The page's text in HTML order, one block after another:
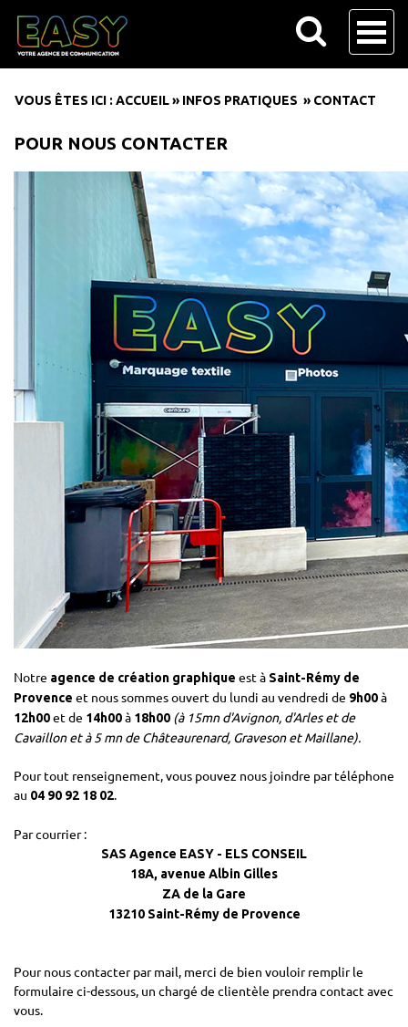
VOUS ÊTES ICI : ACCUEIL» INFOS PRATIQUES » CONTACT
POUR NOUS CONTACTER
Notre agence de création graphique est à Saint-Rémy de
Provence et nous sommes ouvert du lundi au vendredi de 9h00à
12h00et de 14h00à 18h00 (à 15mn d'Avignon, d'Arles et de
Cavaillon et à 5 mn de Châteaurenard, Graveson et Maillane).
Pour tout renseignement, vous pouvez nous joindre par téléphone
au 04 90 92 18 02.
Par courrier :
SAS Agence EASY - ELS CONSEIL
18A, avenue Albin Gilles
ZA de la Gare
13210 Saint-Rémy de Provence
Pour nous contacter par mail, merci de bien vouloir remplir le
formulaire ci-dessous, un chargé de clientèle prendra contact avec
vous.